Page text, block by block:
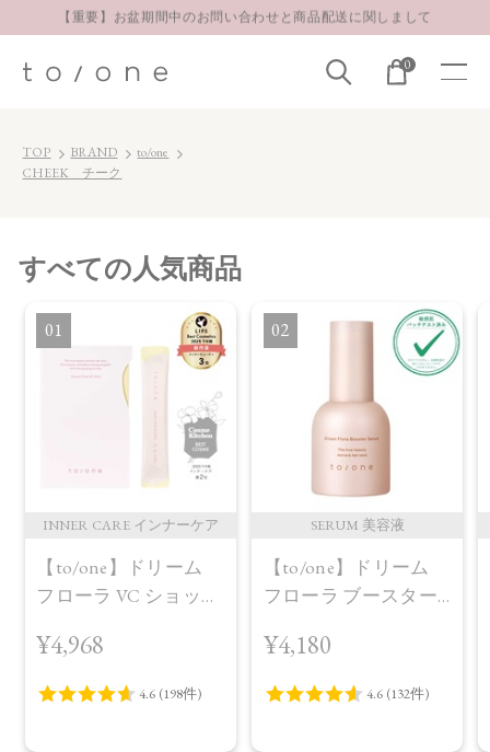
【重要】お盆期間中のお問い合わせと商品配送に関しまして
LINE お友達登録 500円OFFクーポンプレゼント
0
TOP BRAND
to/one
CHEEK チーク
すべての人気商品
1
INNER CARE インナーケア
【to/one】ドリーム
フローラ VC ショット
¥4,968
2
SERUM 美容液
【to/one】ドリーム
フローラ ブースター
＞
¥4,180